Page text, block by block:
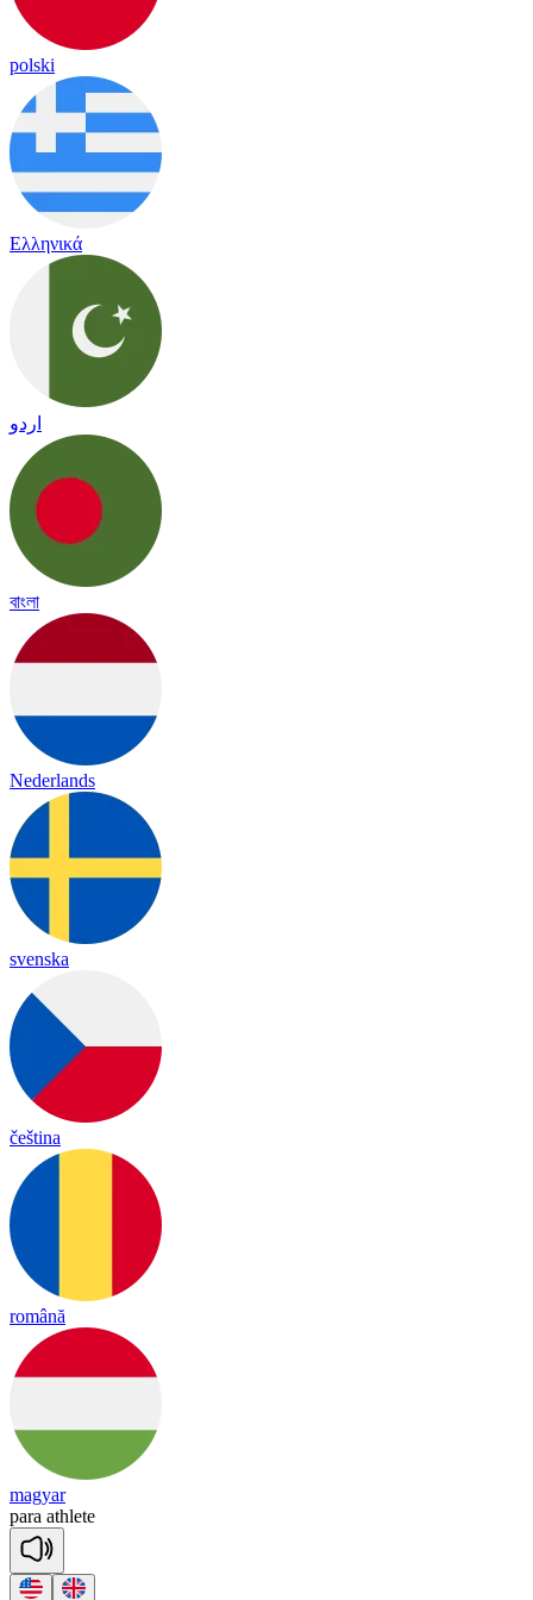
polski
Ελληνικά
اردو
বাংলা
Nederlands
svenska
čeština
română
magyar
para athlete